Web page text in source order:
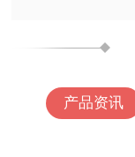
产品资讯